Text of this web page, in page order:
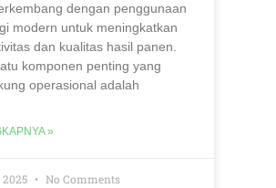
dengan penggunaan
modern untuk meningkatkan
dan kualitas hasil panen.
komponen penting yang
operasional adalah
»
2025 No Comments